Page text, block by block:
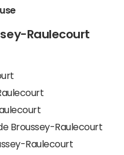
Raulecourt
Broussey-Raulecourt
Raulecourt